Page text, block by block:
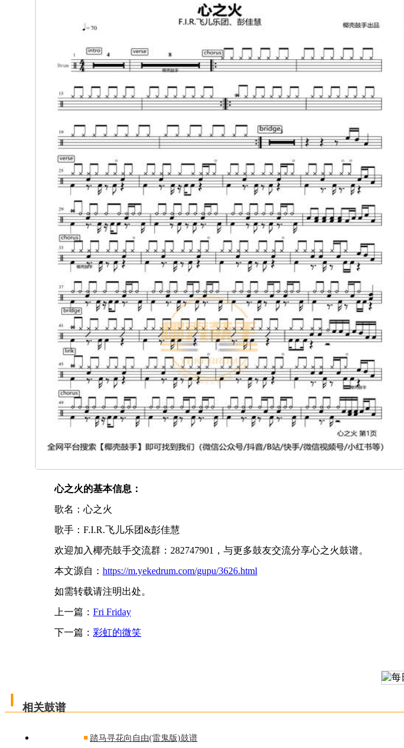
心之火的基本信息：
歌名：心之火
歌手：F.I.R.飞儿乐团&彭佳慧
欢迎加入椰壳鼓手交流群：282747901，与更多鼓友交流分享心之火鼓谱。
本文源自： https://m.yekedrum.com/gupu/3626.html
如需转载请注明出处。
上一篇： Fri Friday
下一篇： 彩虹的微笑
相关鼓谱
踏马寻花向自由(雷鬼版)鼓谱